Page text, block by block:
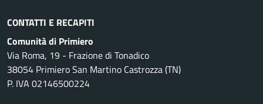
CONTATTI E RECAPITI
Comunità di Primiero
Via Roma, 19 - Frazione di Tonadico
38054 Primiero San Martino Castrozza (TN)
P. IVA 02146500224